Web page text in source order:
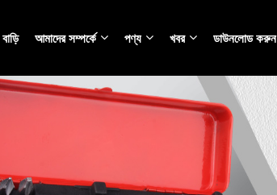
বাড়ি আমাদের সম্পর্কে পণ্য খবর ডাউনলোড করুন